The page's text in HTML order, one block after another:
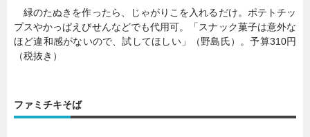
緑のたぬきを作ったら、じゃがりこを入れるだけ。ポテトチッ
プスやかっぱえびせんなどでも代用可。「スナック菓子は意外な
ほど違和感がないので、試してほしい」（野島氏）。予算310円
（税抜き）
ファミチキそば